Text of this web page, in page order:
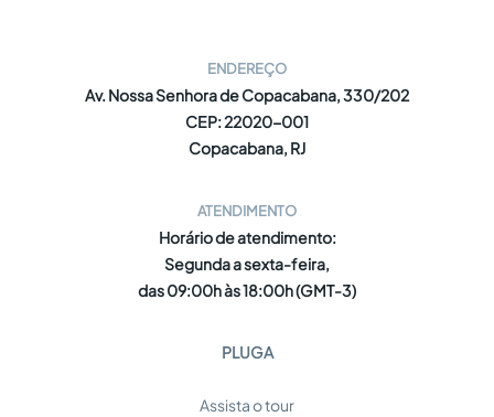
ENDEREÇO
Av. Nossa Senhora de Copacabana, 330/202
CEP: 22020-001
Copacabana, RJ
ATENDIMENTO
Horário de atendimento:
Segunda a sexta-feira,
das 09:00h às 18:00h (GMT-3)
PLUGA
Assista o tour